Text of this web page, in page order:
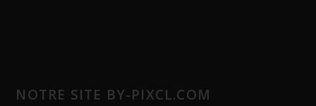
NOTRE SITE BY-PIXCL.COM